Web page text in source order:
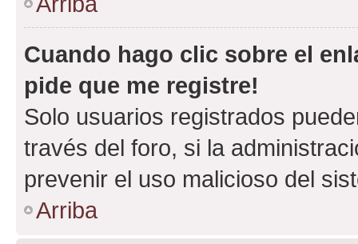
Cuando hago clic sobre el
pide que me registre!
Solo usuarios registrados
través del foro, si la
prevenir el uso malicioso del
Arriba